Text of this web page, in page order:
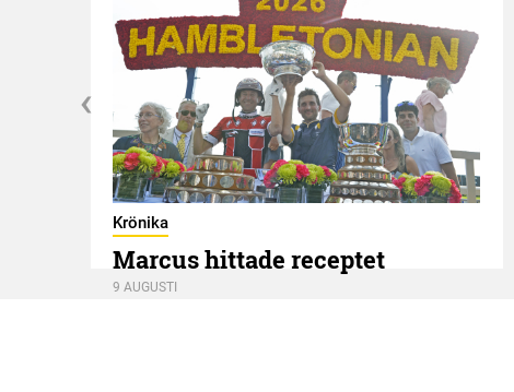
Krönika
Marcus hittade receptet
9 AUGUSTI